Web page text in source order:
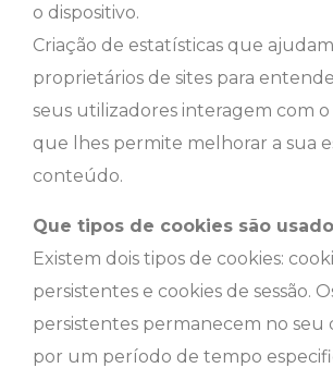
o dispositivo.
Criação de estatísticas que
proprietários de sites para
seus utilizadores interagem com o
que lhes permite melhorar a sua
conteúdo.
Que tipos de cookies são
Existem dois tipos de cookies:
persistentes e cookies de sessão.
persistentes permanecem no seu
por um período de tempo